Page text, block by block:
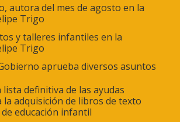
autora del mes de agosto en la
Trigo
y talleres infantiles en la
Trigo
aprueba diversos asuntos
lista definitiva de las ayudas
la adquisición de libros de texto
educación infantil